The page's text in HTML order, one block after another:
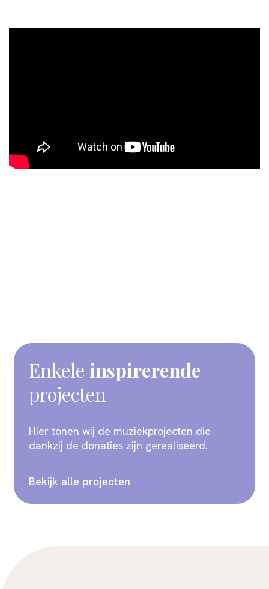
Enkele inspirerende
projecten
Hier tonen wij de muziekprojecten die
dankzij de donaties zijn gerealiseerd.
Bekijk alle projecten